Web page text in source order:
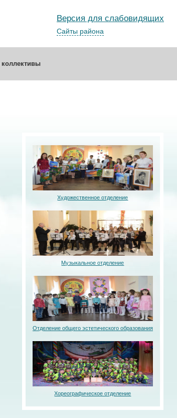
Версия для слабовидящих
Сайты района
коллективы
Художественное отделение
Музыкальное отделение
Отделение общего эстетического образования
Хореографическое отделение